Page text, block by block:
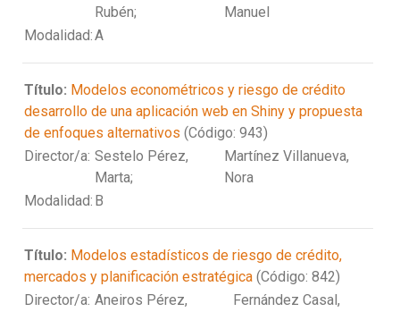
Rubén;
Manuel
Modalidad:A
Título: Modelos econométricos y riesgo de crédito
desarrollo de una aplicación web en Shiny y propuesta
de enfoques alternativos (Código: 943)
Director/a: Sestelo Pérez,
Marta;
Martínez Villanueva,
Nora
Modalidad: B
Título: Modelos estadísticos de riesgo de crédito,
mercados y planificación estratégica (Código: 842)
Director/a: Aneiros Pérez,
Fernández Casal,